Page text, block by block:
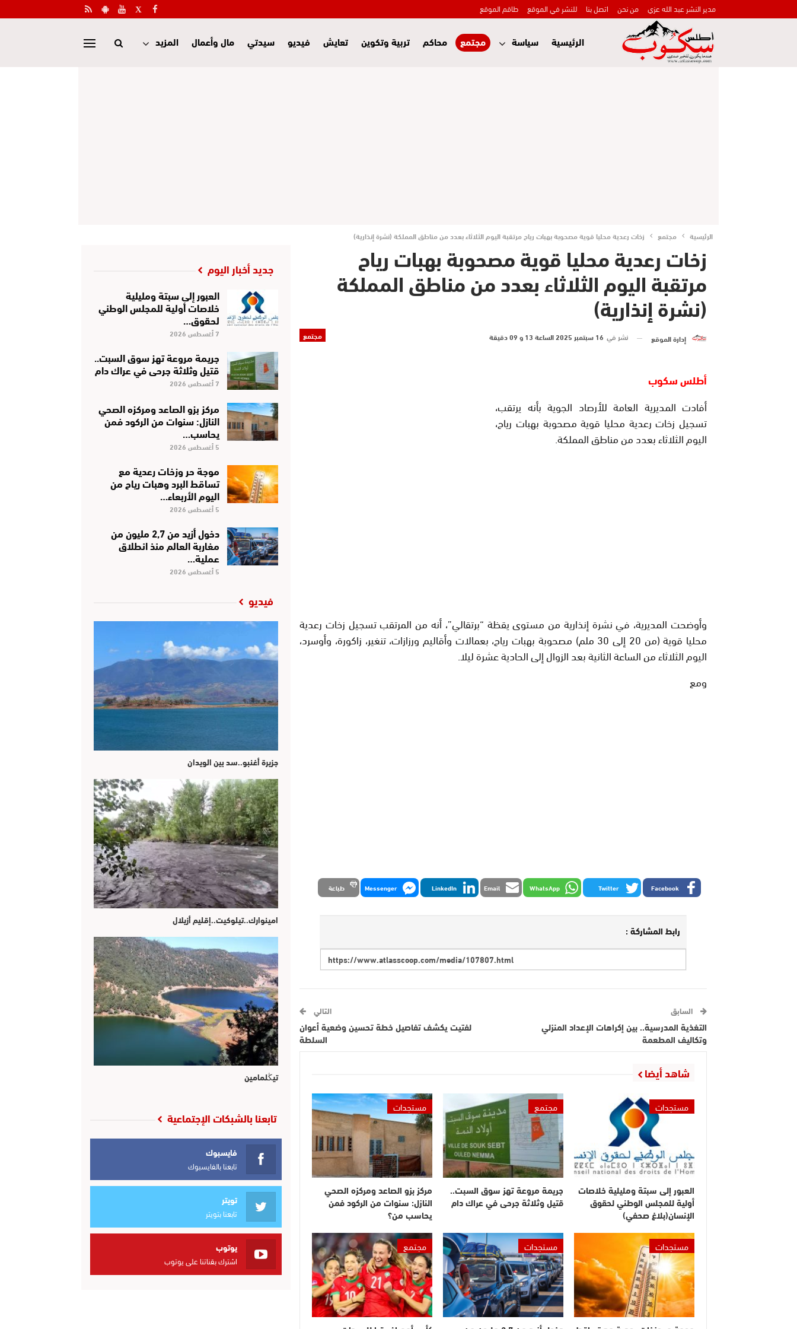
مدير النشر عبد الله عزي من نحن اتصل بنا للنشر في الموقع طاقم الموقع
الرئيسية سياسة مجتمع محاكم تربية وتكوين تعايش فيديو سيدتي مال وأعمال المزيد
الرئيسية مجتمع زخات رعدية محليا قوية مصحوبة بهبات رياح مرتقبة اليوم الثلاثاء بعدد من مناطق المملكة (نشرة إنذارية)
زخات رعدية محليا قوية مصحوبة بهبات رياح
مرتقبة اليوم الثلاثاء بعدد من مناطق المملكة
(نشرة إنذارية)
مجتمع إدارة الموقع نشر في 16 سبتمبر 2025 الساعة 13 و 09 دقيقة
أطلس سكوب
أفادت المديرية العامة للأرصاد الجوية بأنه يرتقب،
تسجيل زخات رعدية محليا قوية مصحوبة بهبات رياح،
اليوم الثلاثاء بعدد من مناطق المملكة.
وأوضحت المديرية، في نشرة إنذارية من مستوى يقظة “برتقالي”، أنه من المرتقب تسجيل زخات رعدية
محليا قوية (من 20 إلى 30 ملم) مصحوبة بهبات رياح، بعمالات وأقاليم ورزازات، تنغير، زاكورة، وأوسرد،
اليوم الثلاثاء من الساعة الثانية بعد الزوال إلى الحادية عشرة ليلا.
ومع
Facebook
Twitter
WhatsApp
Email
LinkedIn
Messenger طباعة
رابط المشاركة :
السابق
التغذية المدرسية.. بين إكراهات الإعداد المنزلي
وتكاليف المطعمة
التالي
لفتيت يكشف تفاصيل خطة تحسين وضعية أعوان
السلطة
شاهد أيضا
مستجدات
العبور إلى سبتة ومليلية خلاصات
أولية للمجلس الوطني لحقوق
الإنسان(بلاغ صحفي)
مجتمع
جريمة مروعة تهز سوق السبت..
قتيل وثلاثة جرحى في عراك دام
مستجدات
مركز بزو الصاعد ومركزه الصحي
النازل: سنوات من الركود فمن
يحاسب من؟
مستجدات
مستجدات مجتمع
جديد أخبار اليوم
العبور إلى سبتة ومليلية
خلاصات أولية للمجلس الوطني
لحقوق…
7 أغسطس 2026
جريمة مروعة تهز سوق السبت..
قتيل وثلاثة جرحى في عراك دام
7 أغسطس 2026
مركز بزو الصاعد ومركزه الصحي
النازل: سنوات من الركود فمن
يحاسب…
5 أغسطس 2026
موجة حر وزخات رعدية مع
تساقط البرد وهبات رياح من
اليوم الأربعاء…
5 أغسطس 2026
دخول أزيد من 2,7 مليون من
مغاربة العالم منذ انطلاق
عملية…
5 أغسطس 2026
فيديو
جزيرة أغنبو..سد بين الويدان
امينوارك..تيلوكيت..إقليم أزيلال
تيڭلمامين
تابعنا بالشبكات الإجتماعية
فايسبوك
تابعنا بالفايسبوك
تويتر
تابعنا بتويتر
يوتوب
اشترك بقناتنا على يوتوب